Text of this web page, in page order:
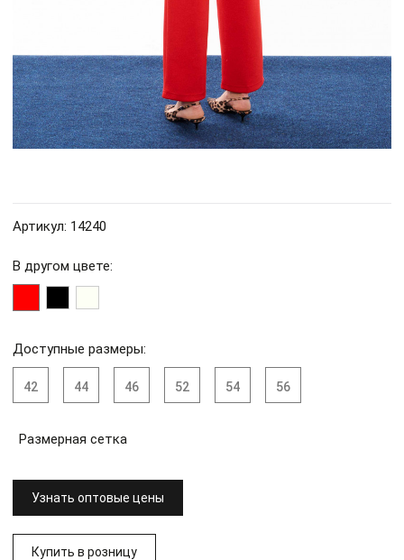
Артикул: 14240
В другом цвете:
Доступные размеры:
42 44 46 52 54 56
Размерная сетка
Узнать оптовые цены
Купить в розницу